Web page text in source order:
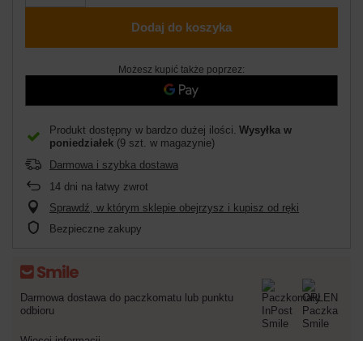
Dodaj do koszyka
Możesz kupić także poprzez:
Produkt dostępny w bardzo dużej ilości Wysyłka w
poniedziałek (9 szt. w magazynie)
Darmowa i szybka dostawa
14 dni na łatwy zwrot
Sprawdź, w którym sklepie obejrzysz i kupisz od ręki
Bezpieczne zakupy
Darmowa dostawa do paczkomatu lub punktu
odbioru